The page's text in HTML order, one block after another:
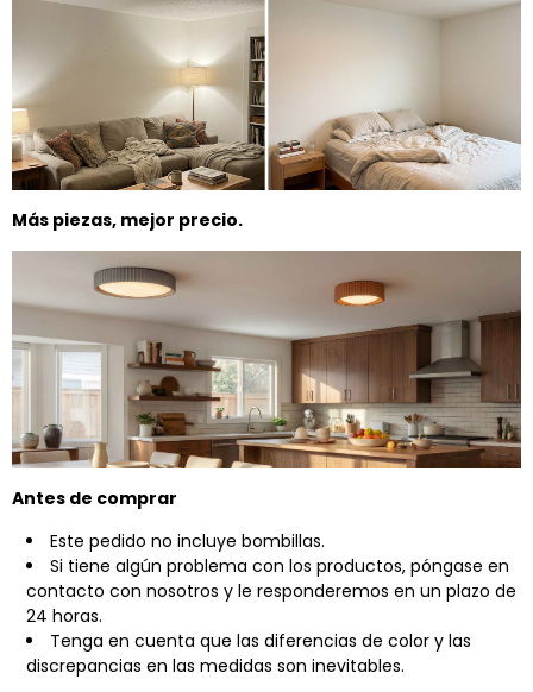
Más piezas, mejor precio.
Antes de comprar
Este pedido no incluye bombillas.
Si tiene algún problema con los productos, póngase en
contacto con nosotros y le responderemos en un plazo de
24 horas.
Tenga en cuenta que las diferencias de color y las
discrepancias en las medidas son inevitables.